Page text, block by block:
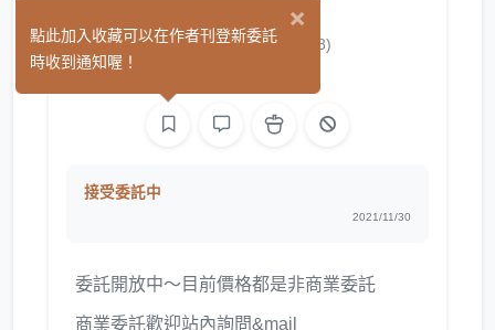
筱崎かおる (8)
接受委託中
2021/11/30
委託開放中～目前價格都是非商業委託
商業委託歡迎站內詢問&mail
×
點此加入收藏可以在作者刊登新委託
時收到通知喔！